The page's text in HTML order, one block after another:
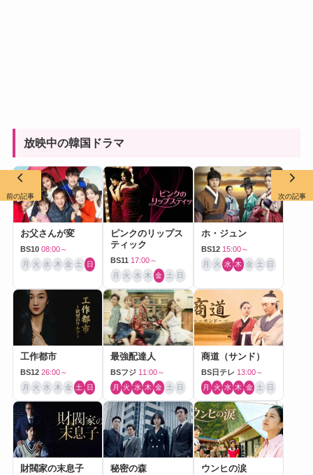
放映中の韓国ドラマ
お父さんが変
BS10 08:00～
月 火 水 木 金 土 日
ピンクのリップス
ティック
BS11 17:00～
月 火 水 木 金 土 日
ホ・ジュン
BS12 15:00～
月 火 水 木 金 土 日
工作都市
BS12 26:00～
月 火 水 木 金 土 日
最強配達人
BSフジ 11:00～
月 火 水 木 金 土 日
商道（サンド）
BS日テレ 13:00～
月 火 水 木 金 土 日
財閥家の末息子 秘密の森 ウンヒの涙
前の記事 次の記事